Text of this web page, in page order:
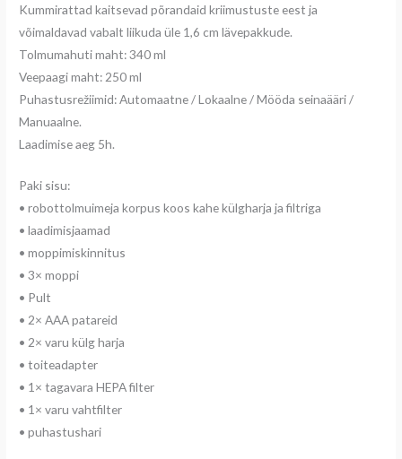
Kummirattad kaitsevad põrandaid kriimustuste eest ja
võimaldavad vabalt liikuda üle 1,6 cm lävepakkude.
Tolmumahuti maht: 340 ml
Veepaagi maht: 250 ml
Puhastusrežiimid: Automaatne / Lokaalne / Mööda seinaääri /
Manuaalne.
Laadimise aeg 5h.
Paki sisu:
• robottolmuimeja korpus koos kahe külgharja ja filtriga
• laadimisjaamad
• moppimiskinnitus
• 3× moppi
• Pult
• 2× AAA patareid
• 2× varu külg harja
• toiteadapter
• 1× tagavara HEPA filter
• 1× varu vahtfilter
• puhastushari